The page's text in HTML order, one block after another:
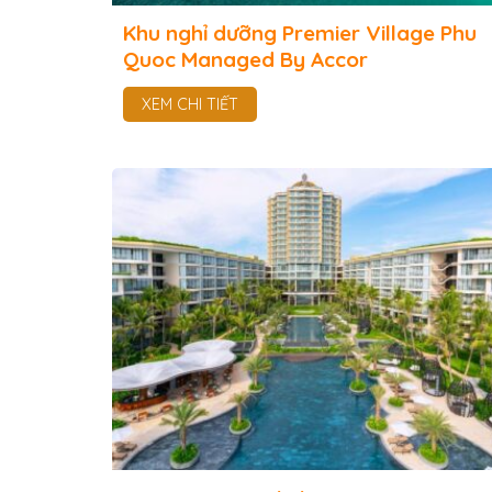
Khu nghỉ dưỡng Premier Village Phu
Quoc Managed By Accor
XEM CHI TIẾT